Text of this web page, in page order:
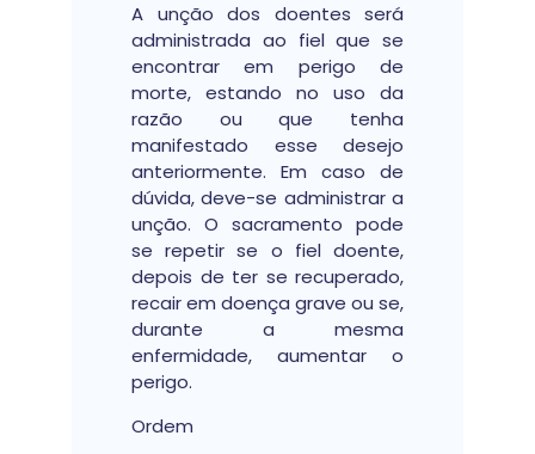
A unção dos doentes será
administrada ao fiel que se
encontrar em perigo de
morte, estando no uso da
razão ou que tenha
manifestado esse desejo
anteriormente. Em caso de
dúvida, deve-se administrar a
unção. O sacramento pode
se repetir se o fiel doente,
depois de ter se recuperado,
recair em doença grave ou se,
durante a mesma
enfermidade, aumentar o
perigo.
Ordem